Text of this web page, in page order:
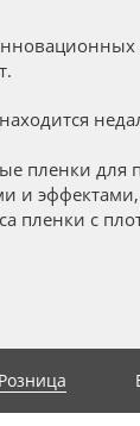
пленки для
и
пленки с
Розница